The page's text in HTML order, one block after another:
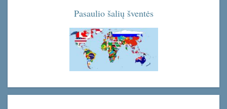
Pasaulio šalių šventės